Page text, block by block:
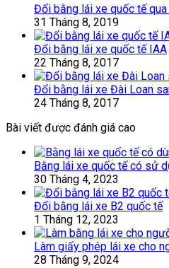
Đổi bằng lái xe quốc tế
31 Tháng 8, 2019
Đổi bằng lái xe quốc tế IAA
22 Tháng 8, 2017
Đổi bằng lái xe Đài Loan
24 Tháng 8, 2017
Bài viết được đánh giá cao
Bằng lái xe quốc tế có sử
30 Tháng 4, 2023
Đổi bằng lái xe B2 quốc tế
1 Tháng 12, 2023
Làm giấy phép lái xe cho
28 Tháng 9, 2024